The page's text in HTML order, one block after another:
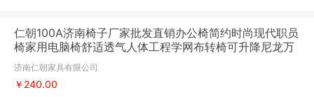
仁朝100A济南椅子厂家批发直销办公椅简约时尚现代职员
椅家用电脑椅舒适透气人体工程学网布转椅可升降尼龙万
向轮弓形钢制椅
济南仁朝家具有限公司
￥240.00